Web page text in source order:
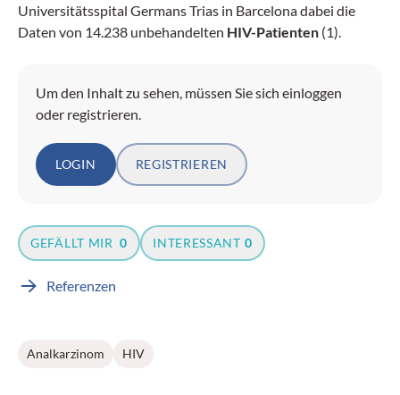
Universitätsspital Germans Trias in Barcelona dabei die
Daten von 14.238 unbehandelten HIV-Patienten (1).
Um den Inhalt zu sehen, müssen Sie sich einloggen
oder registrieren.
LOGIN REGISTRIEREN
GEFÄLLT MIR 0 INTERESSANT 0
Referenzen
Analkarzinom HIV